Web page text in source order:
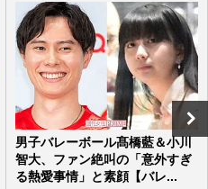
有名人の衝撃だった結婚
出の福山雅治＆吹石一恵を
1位は、おしどり夫…
7日・14日号 2026/7/6
ンキングTOP10》木村拓哉
、山田孝之の『ヤクルト』を
本人志出演の『…
月30日号 2026/6/29
男子バレーボール髙橋藍＆小川
智大、ファン絶叫の「意外すぎ
る熱愛事情」と素顔【バレ...